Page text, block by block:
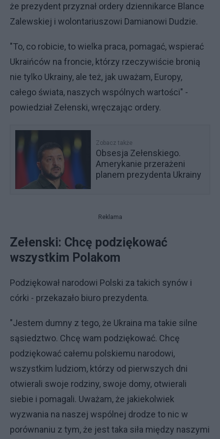
że prezydent przyznał ordery dziennikarce Blance
Zalewskiej i wolontariuszowi Damianowi Dudzie.
"To, co robicie, to wielka praca, pomagać, wspierać
Ukraińców na froncie, którzy rzeczywiście bronią
nie tylko Ukrainy, ale też, jak uważam, Europy,
całego świata, naszych wspólnych wartości" -
powiedział Zełenski, wręczając ordery.
Zobacz także
Obsesja Zełenskiego.
Amerykanie przerażeni
planem prezydenta Ukrainy
Reklama
Zełenski: Chcę podziękować
wszystkim Polakom
Podziękował narodowi Polski za takich synów i
córki - przekazało biuro prezydenta.
"Jestem dumny z tego, że Ukraina ma takie silne
sąsiedztwo. Chcę wam podziękować. Chcę
podziękować całemu polskiemu narodowi,
wszystkim ludziom, którzy od pierwszych dni
otwierali swoje rodziny, swoje domy, otwierali
siebie i pomagali. Uważam, że jakiekolwiek
wyzwania na naszej wspólnej drodze to nic w
porównaniu z tym, że jest taka siła między naszymi